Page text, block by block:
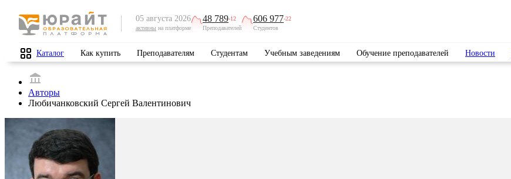
05 августа 2026
активны на платформе
48 789-12
Преподавателей
606 977-22
Студентов
Каталог Как купить Преподавателям Студентам Учебным заведениям Обучение преподавателей Новости
Авторы
Любичанковский Сергей Валентинович